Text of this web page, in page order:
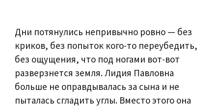
Дни потянулись непривычно ровно — без
криков, без попыток кого-то переубедить,
без ощущения, что под ногами вот-вот
разверзнется земля. Лидия Павловна
больше не оправдывалась за сына и не
пыталась сгладить углы. Вместо этого она